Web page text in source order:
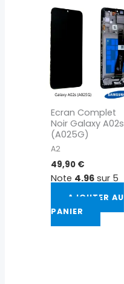
Ecran Complet
Noir Galaxy A02s
(A025G)
A2
49,90 €
Note 4.96sur 5
AJOUTER AU
PANIER